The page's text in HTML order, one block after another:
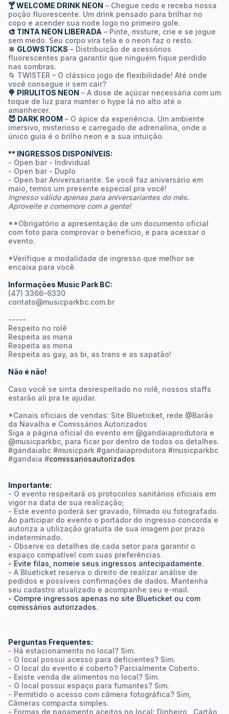
🍸 WELCOME DRINK NEON – Chegue cedo e receba nossa
poção fluorescente. Um drink pensado para brilhar no
copo e acender sua noite logo no primeiro gole.
🎨 TINTA NEON LIBERADA – Pinte, misture, crie e se jogue
sem medo. Seu corpo vira tela e o neon faz o resto.
🔆 GLOWSTICKS – Distribuição de acessórios
fluorescentes para garantir que ninguém fique perdido
nas sombras.
🌀 TWISTER – O clássico jogo de flexibilidade! Até onde
você consegue ir sem cair?
🍭 PIRULITOS NEON – A dose de açúcar necessária com um
toque de luz para manter o hype lá no alto até o
amanhecer.
😈 DARK ROOM – O ápice da experiência. Um ambiente
imersivo, misterioso e carregado de adrenalina, onde o
único guia é o brilho neon e a sua intuição.
** INGRESSOS DISPONÍVEIS:
- Open bar - Individual
- Open bar - Duplo
- Open bar Aniversariante: Se você faz aniversário em
maio, temos um presente especial pra você!
Ingresso válido apenas para aniversariantes do mês.
Aproveite e comemore com a gente!
**Obrigatório a apresentação de um documento oficial
com foto para comprovar o beneficio, e para acessar o
evento.
*Verifique a modalidade de ingresso que melhor se
encaixa para você.
Informações Music Park BC:
(47) 3366-6330
contato@musicparkbc.com.br
-----
Respeito no rolê
Respeita as mana
Respeita as mona
Respeita as gay, as bi, as trans e as sapatão!
Não é não!
Caso você se sinta desrespeitado no rolê, nossos staffs
estarão ali pra te ajudar.
*Canais oficiais de vendas: Site Blueticket, rede @Barão
da Navalha e Comissários Autorizados
Siga a página oficial do evento em @gandaiaprodutora e
@musicparkbc, para ficar por dentro de todos os detalhes.
#gandaiabc #musicpark #gandaiaprodutora #musicparkbc
#gandaia #comissariosautorizados
Importante:
- O evento respeitará os protocolos sanitários oficiais em
vigor na data de sua realização;
- Este evento poderá ser gravado, filmado ou fotografado.
Ao participar do evento o portador do ingresso concorda e
autoriza a utilização gratuita de sua imagem por prazo
indeterminado.
- Observe os detalhes de cada setor para garantir o
espaço compatível com suas preferências.
- Evite filas, nomeie seus ingressos antecipadamente.
- A Blueticket reserva o direito de realizar análise de
pedidos e possíveis confirmações de dados. Mantenha
seu cadastro atualizado e acompanhe seu e-mail.
- Compre ingressos apenas no site Blueticket ou com
comissários autorizados.
Perguntas Frequentes:
- Há estacionamento no local? Sim.
- O local possui acesso para deficientes? Sim.
- O local do evento é coberto? Parcialmente Coberto.
- Existe venda de alimentos no local? Sim.
- O local possui espaço para fumantes? Sim.
- Permitido o acesso com câmera fotográfica? Sim,
Câmeras compacta simples.
- Formas de pagamento aceitos no local: Dinheiro , Cartão